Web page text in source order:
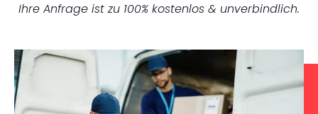
Ihre Anfrage ist zu 100% kostenlos & unverbindlich.